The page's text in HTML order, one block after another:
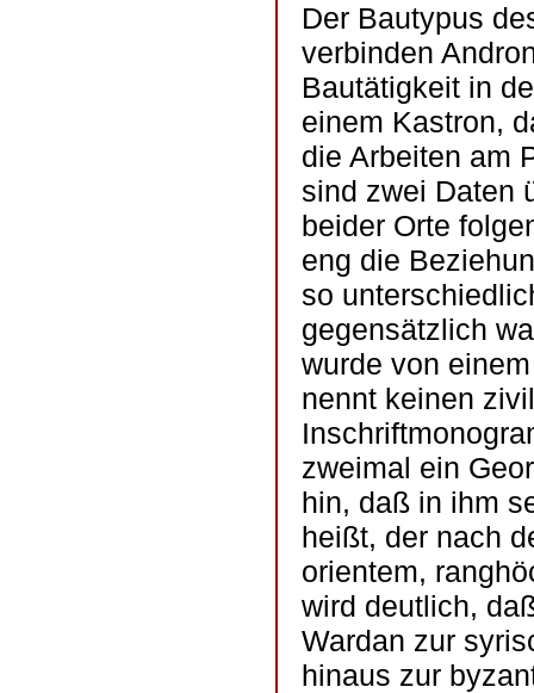
Der Bautypus
verbinden
Bautätigkeit in
einem Kastron,
die Arbeiten am
sind zwei Daten
beider Orte
eng die
so
gegensätzlich
wurde von
nennt keinen
zweimal ein
hin, daß in ihm
heißt, der nach
orientem,
wird deutlich,
Wardan zur
hinaus zur